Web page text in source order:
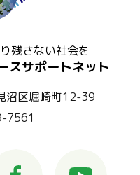
残さない社会を
スサポートネット
沼区堀崎町12-39
7561